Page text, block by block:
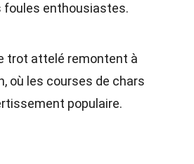
enthousiastes.
trot attelé remontent à
où les courses de chars
populaire.